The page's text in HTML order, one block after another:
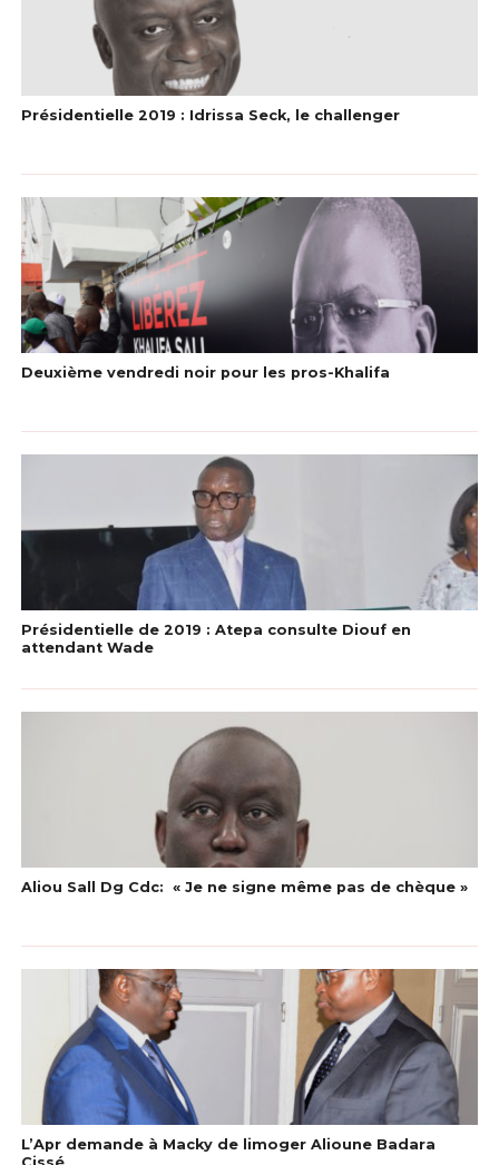
Présidentielle 2019 : Idrissa Seck, le challenger
Deuxième vendredi noir pour les pros-Khalifa
Présidentielle de 2019 : Atepa consulte Diouf en
attendant Wade
Aliou Sall Dg Cdc: « Je ne signe même pas de chèque »
L’Apr demande à Macky de limoger Alioune Badara